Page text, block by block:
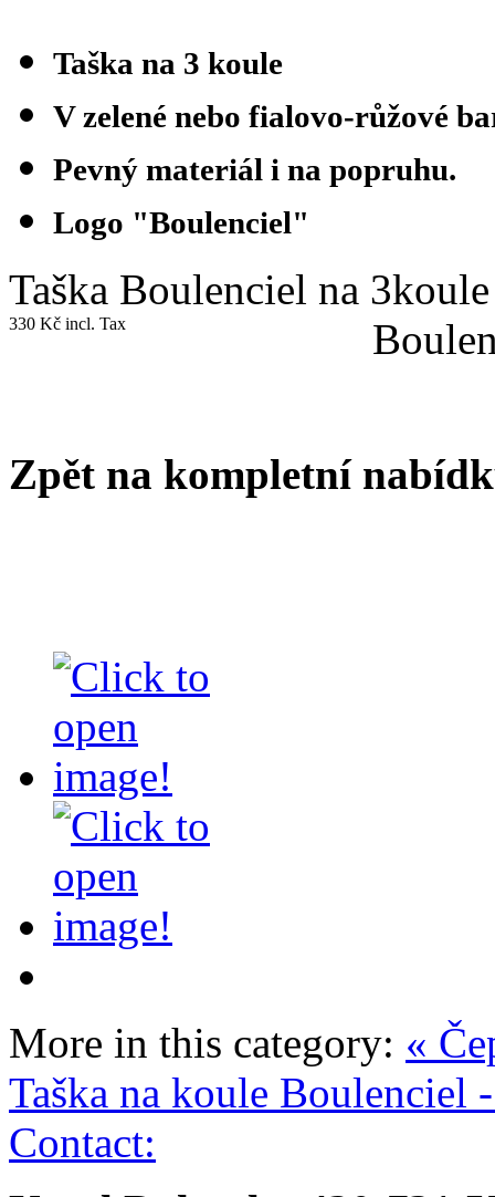
Taška na 3 koule
V zelené nebo fialovo-růžové
Pevný materiál i na popruhu.
Logo "Boulenciel"
Taška Boulenciel na
330 Kč incl. Tax
Zpět na kompletní
More in this category: «
Taška na koule Boulenciel
Contact: